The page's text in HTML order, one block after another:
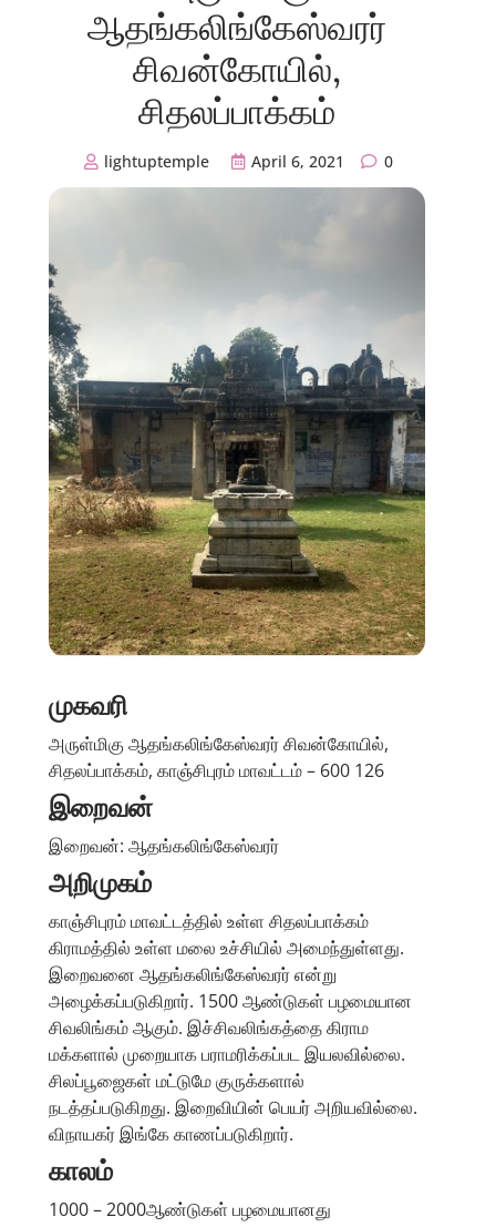
ஆதங்கலிங்கேஸ்வரர்
சிவன்கோயில்,
சிதலப்பாக்கம்
lightuptemple April 6, 2021 0
முகவரி
அருள்மிகு ஆதங்கலிங்கேஸ்வரர் சிவன்கோயில்,
சிதலப்பாக்கம், காஞ்சிபுரம் மாவட்டம் – 600 126
இறைவன்
இறைவன்: ஆதங்கலிங்கேஸ்வரர்
அறிமுகம்
காஞ்சிபுரம் மாவட்டத்தில் உள்ள சிதலப்பாக்கம்
கிராமத்தில் உள்ள மலை உச்சியில் அமைந்துள்ளது.
இறைவனை ஆதங்கலிங்கேஸ்வரர் என்று
அழைக்கப்படுகிறார். 1500 ஆண்டுகள் பழமையான
சிவலிங்கம் ஆகும். இச்சிவலிங்கத்தை கிராம
மக்களால் முறையாக பராமரிக்கப்பட இயலவில்லை.
சிலப்பூஜைகள் மட்டுமே குருக்களால்
நடத்தப்படுகிறது. இறைவியின் பெயர் அறியவில்லை.
விநாயகர் இங்கே காணப்படுகிறார்.
காலம்
1000 – 2000ஆண்டுகள் பழமையானது